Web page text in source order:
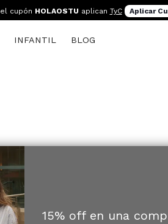
cupón HOLAOSTU aplican TyC Aplicar
INFANTIL BLOG
15% off en una